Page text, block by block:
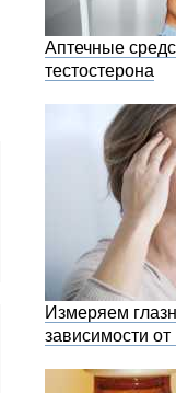
Аптечные
тестостерона
Измеряем
зависимости от